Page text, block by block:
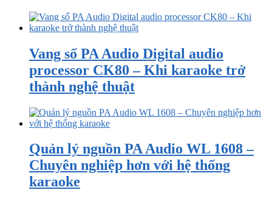
Vang số PA Audio Digital audio
processor CK80 – Khi karaoke trở
thành nghệ thuật
Quản lý nguồn PA Audio WL 1608 –
Chuyên nghiệp hơn với hệ thống
karaoke